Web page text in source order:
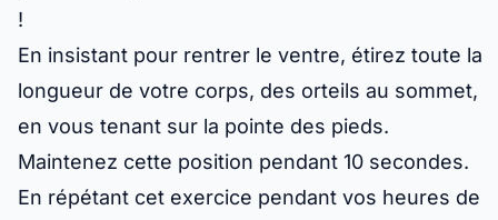
!
En insistant pour rentrer le ventre, étirez toute la
longueur de votre corps, des orteils au sommet,
en vous tenant sur la pointe des pieds.
Maintenez cette position pendant 10 secondes.
En répétant cet exercice pendant vos heures de